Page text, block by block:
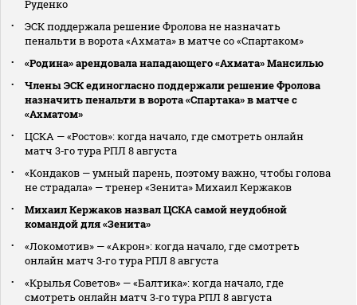
Руденко
ЭСК поддержала решение Фролова не назначать
пенальти в ворота «Ахмата» в матче со «Спартаком»
«Родина» арендовала нападающего «Ахмата» Мансилью
Члены ЭСК единогласно поддержали решение Фролова
назначить пенальти в ворота «Спартака» в матче с
«Ахматом»
ЦСКА — «Ростов»: когда начало, где смотреть онлайн
матч 3‑го тура РПЛ 8 августа
«Кондаков — умный парень, поэтому важно, чтобы голова
не страдала» — тренер «Зенита» Михаил Кержаков
Михаил Кержаков назвал ЦСКА самой неудобной
командой для «Зенита»
«Локомотив» — «Акрон»: когда начало, где смотреть
онлайн матч 3‑го тура РПЛ 8 августа
«Крылья Советов» — «Балтика»: когда начало, где
смотреть онлайн матч 3‑го тура РПЛ 8 августа